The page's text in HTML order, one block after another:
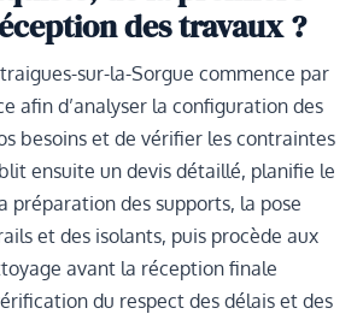
des travaux ?
sur-la-Sorgue commence par
afin d’analyser la configuration des
besoins et de vérifier les contraintes
ensuite un devis détaillé, planifie le
préparation des supports, la pose
et des isolants, puis procède aux
avant la réception finale
du respect des délais et des